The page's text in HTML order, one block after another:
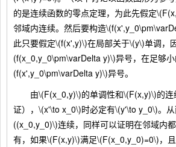
的是连续函数的零点定理，为此先假定
邻域内连续。然后要构造
此只要假定\(f(x',y)\)在局部关于\(y\)单调，
(f(x_0,y_0\pm\varDelta y)\)异号，在足够
(f(x',y_0\pm\varDelta y)\)异号。
由\(F(x_0,y)\)的单调性和\(F(x,y)\)的连
证），\(x'\to x_0\)时必定有\(y'\to y_0\)。
((x_0,y_0)\)连续，同样可以证明在邻域内
有，如果\(F(x,y)\)满足\(F(x_0,y_0)=0\)，